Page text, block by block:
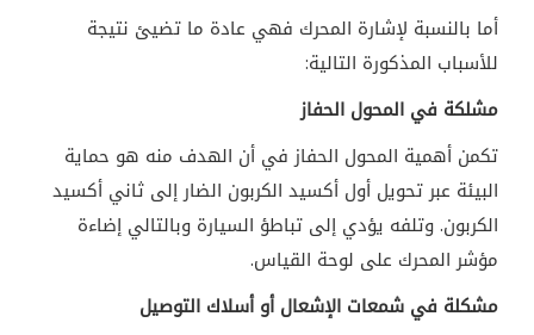
أما بالنسبة لإشارة المحرك فهي عادة ما تضيئ نتيجة
للأسباب المذكورة التالية:
مشلكة في المحول الحفاز
تكمن أهمية المحول الحفاز في أن الهدف منه هو حماية
البيئة عبر تحويل أول أكسيد الكربون الضار إلى ثاني أكسيد
الكربون. وتلفه يؤدي إلى تباطؤ السيارة وبالتالي إضاءة
مؤشر المحرك على لوحة القياس.
مشكلة في شمعات الإشعال أو أسلاك التوصيل